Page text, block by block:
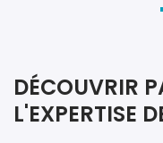
DÉCOUVRIR
L'EXPERTISE